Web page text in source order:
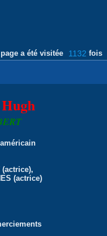
a été visitée 1132 fois
(actrice),
(actrice)